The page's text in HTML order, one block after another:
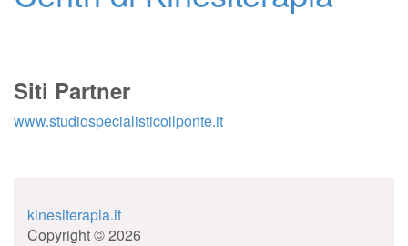
Siti Partner
www.studiospecialisticoilponte.it
kinesiterapia.it
Copyright © 2026